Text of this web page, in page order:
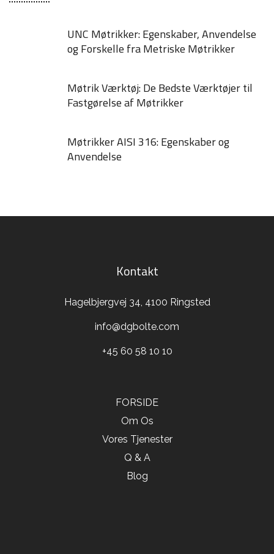
UNC Møtrikker: Egenskaber, Anvendelse
og Forskelle fra Metriske Møtrikker
Møtrik Værktøj: De Bedste Værktøjer til
Fastgørelse af Møtrikker
Møtrikker AISI 316: Egenskaber og
Anvendelse
Kontakt
Hagelbjergvej 34, 4100 Ringsted
info@dgbolte.com
+45 60 58 10 10
FORSIDE
Om Os
Vores Tjenester
Q & A
Blog